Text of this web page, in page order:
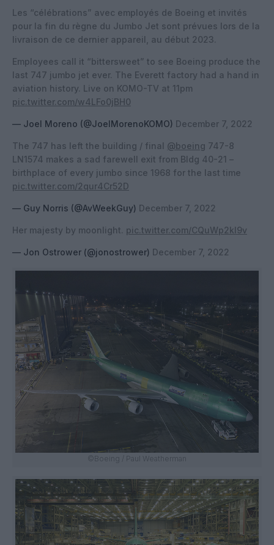
Les “célébrations” avec employés de Boeing et invités
pour la fin du règne du Jumbo Jet sont prévues lors de la
livraison de ce dernier appareil, au début 2023.
Employees call it “bittersweet” to see Boeing produce the
last 747 jumbo jet ever. The Everett factory had a hand in
aviation history. Live on KOMO-TV at 11pm
pic.twitter.com/w4LFo0jBH0
— Joel Moreno (@JoelMorenoKOMO) December 7, 2022
The 747 has left the building / final @boeing 747-8
LN1574 makes a sad farewell exit from Bldg 40-21 –
birthplace of every jumbo since 1968 for the last time
pic.twitter.com/2qur4Cr52D
— Guy Norris (@AvWeekGuy) December 7, 2022
Her majesty by moonlight. pic.twitter.com/CQuWp2kI9v
— Jon Ostrower (@jonostrower) December 7, 2022
©Boeing / Paul Weatherman